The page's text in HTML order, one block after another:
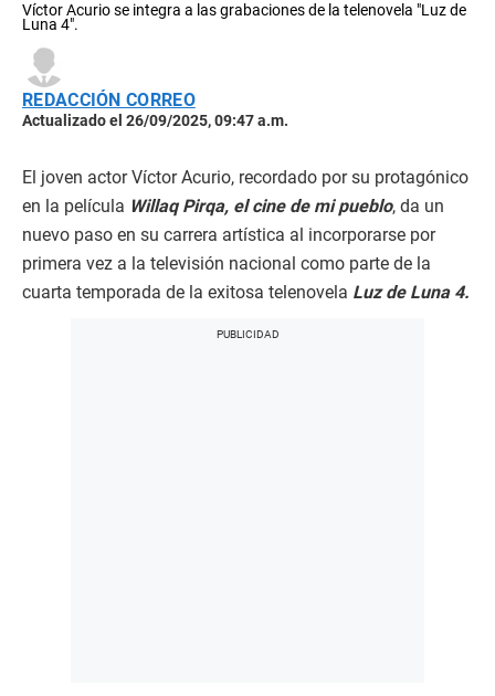
Víctor Acurio se integra a las grabaciones de la telenovela "Luz de
Luna 4".
REDACCIÓN CORREO
Actualizado el 26/09/2025, 09:47 a.m.
El joven actor Víctor Acurio, recordado por su protagónico
en la película Willaq Pirqa, el cine de mi pueblo, da un
nuevo paso en su carrera artística al incorporarse por
primera vez a la televisión nacional como parte de la
cuarta temporada de la exitosa telenovela Luz de Luna 4.